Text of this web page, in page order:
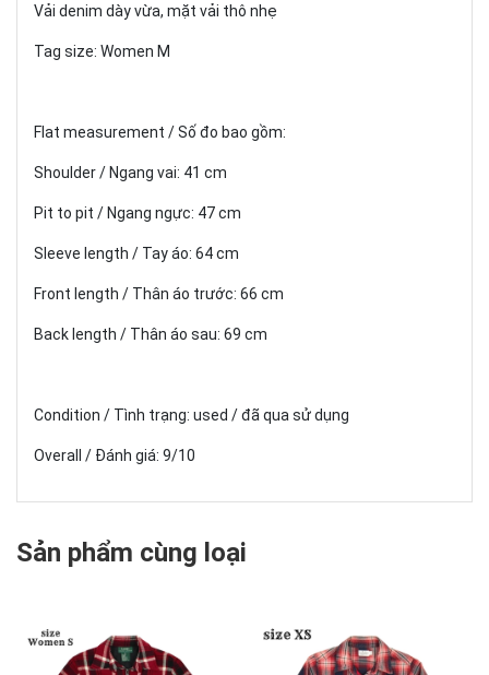
Vải denim dày vừa, mặt vải thô nhẹ
Tag size: Women M
Flat measurement / Số đo bao gồm:
Shoulder / Ngang vai: 41 cm
Pit to pit / Ngang ngực: 47 cm
Sleeve length / Tay áo: 64 cm
Front length / Thân áo trước: 66 cm
Back length / Thân áo sau: 69 cm
Condition / Tình trạng: used / đã qua sử dụng
Overall / Đánh giá: 9/10
Sản phẩm cùng loại